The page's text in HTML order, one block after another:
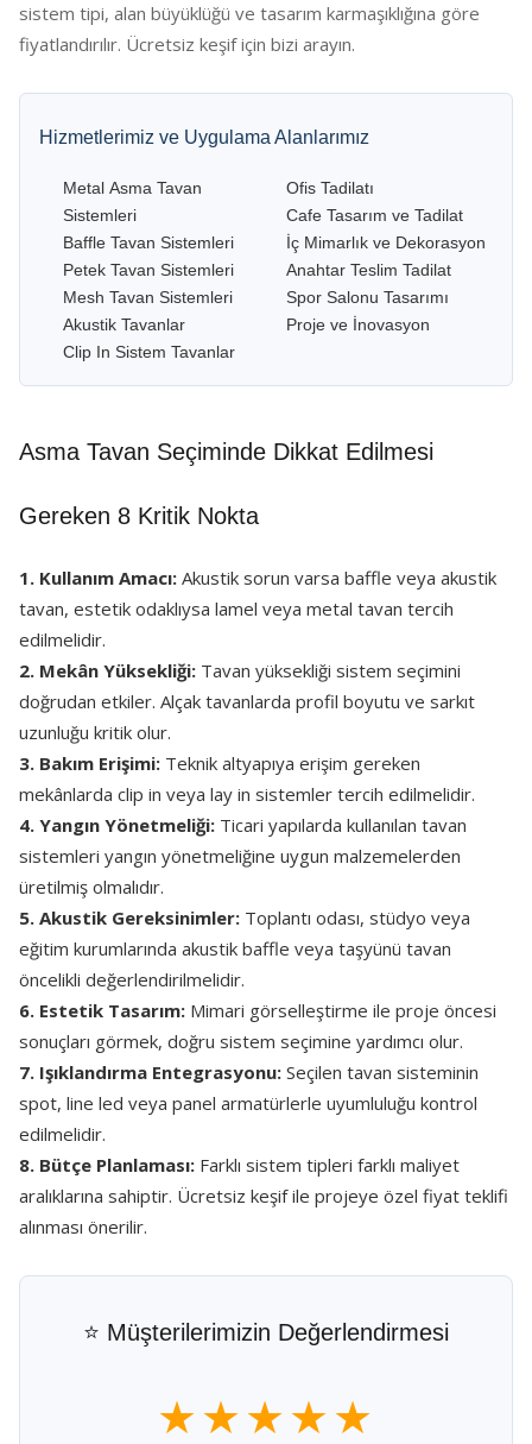
sistem tipi, alan büyüklüğü ve tasarım karmaşıklığına göre
fiyatlandırılır. Ücretsiz keşif için bizi arayın.
Hizmetlerimiz ve Uygulama Alanlarımız
Metal Asma Tavan
Sistemleri
Baffle Tavan Sistemleri
Petek Tavan Sistemleri
Mesh Tavan Sistemleri
Akustik Tavanlar
Clip In Sistem Tavanlar
Ofis Tadilatı
Cafe Tasarım ve Tadilat
İç Mimarlık ve Dekorasyon
Anahtar Teslim Tadilat
Spor Salonu Tasarımı
Proje ve İnovasyon
Asma Tavan Seçiminde Dikkat Edilmesi
Gereken 8 Kritik Nokta
1. Kullanım Amacı: Akustik sorun varsa baffle veya akustik
tavan, estetik odaklıysa lamel veya metal tavan tercih
edilmelidir.
2. Mekân Yüksekliği: Tavan yüksekliği sistem seçimini
doğrudan etkiler. Alçak tavanlarda profil boyutu ve sarkıt
uzunluğu kritik olur.
3. Bakım Erişimi: Teknik altyapıya erişim gereken
mekânlarda clip in veya lay in sistemler tercih edilmelidir.
4. Yangın Yönetmeliği: Ticari yapılarda kullanılan tavan
sistemleri yangın yönetmeliğine uygun malzemelerden
üretilmiş olmalıdır.
5. Akustik Gereksinimler: Toplantı odası, stüdyo veya
eğitim kurumlarında akustik baffle veya taşyünü tavan
öncelikli değerlendirilmelidir.
6. Estetik Tasarım: Mimari görselleştirme ile proje öncesi
sonuçları görmek, doğru sistem seçimine yardımcı olur.
7. Işıklandırma Entegrasyonu: Seçilen tavan sisteminin
spot, line led veya panel armatürlerle uyumluluğu kontrol
edilmelidir.
8. Bütçe Planlaması: Farklı sistem tipleri farklı maliyet
aralıklarına sahiptir. Ücretsiz keşif ile projeye özel fiyat teklifi
alınması önerilir.
⭐ Müşterilerimizin Değerlendirmesi
★★★★★